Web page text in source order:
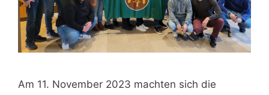
Am 11. November 2023 machten sich die